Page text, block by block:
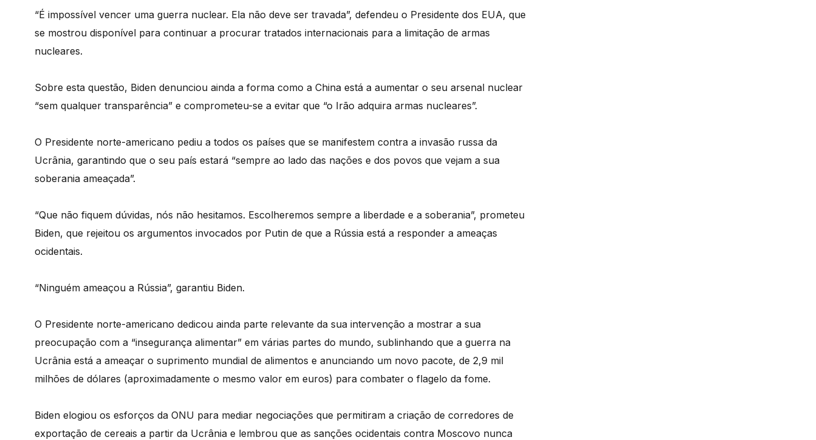
“É impossível vencer uma guerra nuclear. Ela não deve ser travada”, defendeu o Presidente dos EUA, que
se mostrou disponível para continuar a procurar tratados internacionais para a limitação de armas
nucleares.
Sobre esta questão, Biden denunciou ainda a forma como a China está a aumentar o seu arsenal nuclear
“sem qualquer transparência” e comprometeu-se a evitar que “o Irão adquira armas nucleares”.
O Presidente norte-americano pediu a todos os países que se manifestem contra a invasão russa da
Ucrânia, garantindo que o seu país estará “sempre ao lado das nações e dos povos que vejam a sua
soberania ameaçada”.
“Que não fiquem dúvidas, nós não hesitamos. Escolheremos sempre a liberdade e a soberania”, prometeu
Biden, que rejeitou os argumentos invocados por Putin de que a Rússia está a responder a ameaças
ocidentais.
“Ninguém ameaçou a Rússia”, garantiu Biden.
O Presidente norte-americano dedicou ainda parte relevante da sua intervenção a mostrar a sua
preocupação com a “insegurança alimentar” em várias partes do mundo, sublinhando que a guerra na
Ucrânia está a ameaçar o suprimento mundial de alimentos e anunciando um novo pacote, de 2,9 mil
milhões de dólares (aproximadamente o mesmo valor em euros) para combater o flagelo da fome.
Biden elogiou os esforços da ONU para mediar negociações que permitiram a criação de corredores de
exportação de cereais a partir da Ucrânia e lembrou que as sanções ocidentais contra Moscovo nunca